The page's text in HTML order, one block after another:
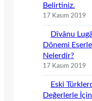
Belirtiniz.
17 Kasım 2019
Dîvânu
Dönemi
Nelerdir?
17 Kasım 2019
Eski
Değerlerle